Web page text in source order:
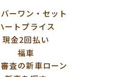
ーワン・セット
ートプライス
現金2回払い
福車
査の新車ローン